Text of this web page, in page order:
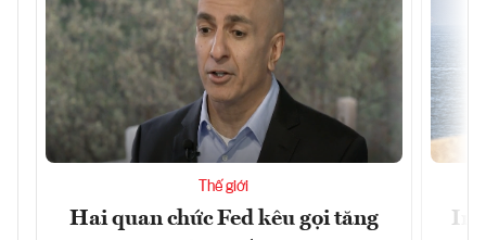
Thế giới
Hai quan chức Fed kêu gọi tăng